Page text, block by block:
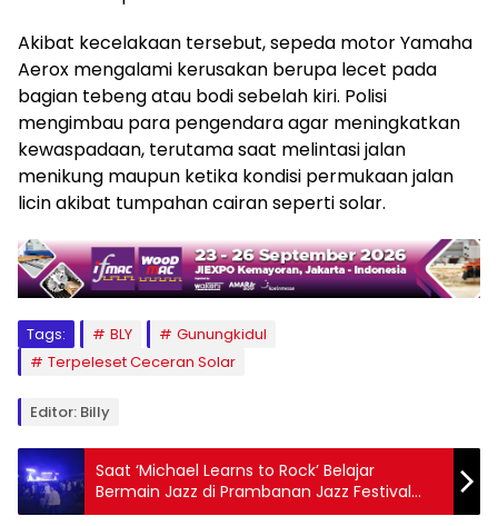
Akibat kecelakaan tersebut, sepeda motor Yamaha
Aerox mengalami kerusakan berupa lecet pada
bagian tebeng atau bodi sebelah kiri. Polisi
mengimbau para pengendara agar meningkatkan
kewaspadaan, terutama saat melintasi jalan
menikung maupun ketika kondisi permukaan jalan
licin akibat tumpahan cairan seperti solar.
Tags: BLY
Gunungkidul
Terpeleset Ceceran Solar
Editor: Billy
Saat ‘Michael Learns to Rock’ Belajar
Bermain Jazz di Prambanan Jazz Festival
2026